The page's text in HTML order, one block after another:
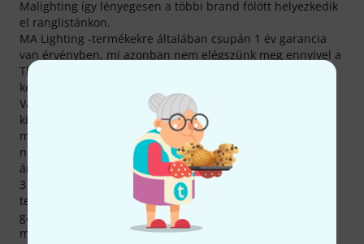
Malighting így lényegesen a többi brand fölött helyezkedik
el ranglistánkon.
MA Lighting -termékekre általában csupán 1 év garancia
van érvényben, mi azonban nem elégszünk meg ennyivel a
Thomann-nál, és saját zsebünkre gondoskodunk további
két év garanciáról.
Vásárlóink számos MA Lighting-termék iránt érdeklődnek
kimagasló mértékben. Az elmúlt hónapban átlagosan
minden egyes MA Lighting-terméket 2.000 alkalommal
néztek meg maguknak az érdeklődők a Thomann online
áruházban.
3 éves Thomann-garanciánk mellett minden MA Lighting -
termékre biztosítunk egy 30 napos pénzvisszafizetési
garanciát is. Komoly szaktudással rendelkező
munkatársaink ezen felül telephelyünkön további